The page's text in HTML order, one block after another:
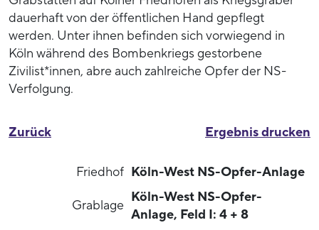
dauerhaft von der öffentlichen Hand gepflegt
werden. Unter ihnen befinden sich vorwiegend in
Köln während des Bombenkriegs gestorbene
Zivilist*innen, abre auch zahlreiche Opfer der NS-
Verfolgung.
Ergebnis drucken
Zurück
Friedhof Köln-West NS-Opfer-Anlage
Grablage
Köln-West NS-Opfer-
Anlage, Feld I: 4 + 8